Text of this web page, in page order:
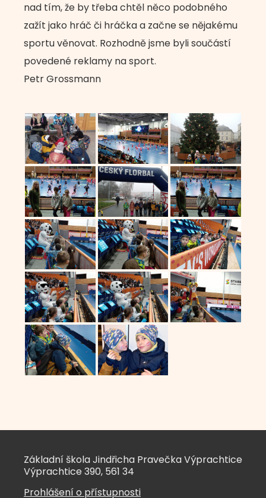
nad tím, že by třeba chtěl něco podobného
zažít jako hráč či hráčka a začne se nějakému
sportu věnovat. Rozhodně jsme byli součástí
povedené reklamy na sport.
Petr Grossmann
Základní škola Jindřicha Pravečka Výprachtice
Výprachtice 390, 561 34
Prohlášení o přístupnosti